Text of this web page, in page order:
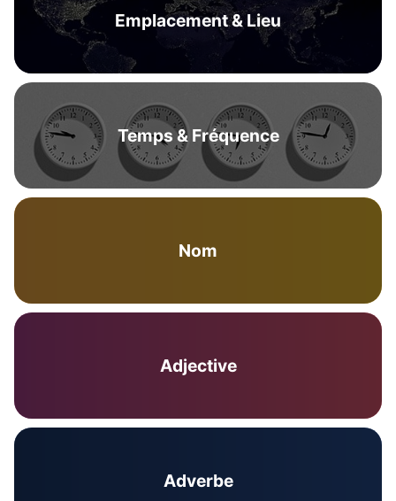
Emplacement & Lieu
Temps & Fréquence
Nom
Adjective
Adverbe